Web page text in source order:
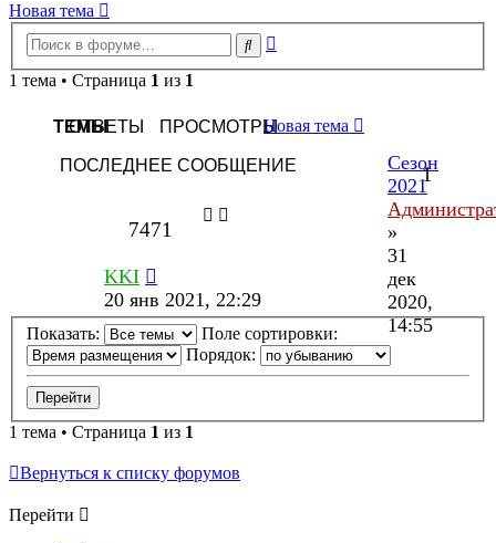
Новая тема
Поиск
1 тема • Страница 1 из 1
ТЕМЫ
ОТВЕТЫ ПРОСМОТРЫ
ПОСЛЕДНЕЕ СООБЩЕНИЕ
Сезон
2021
»
31
дек
2020,
14:55
1
7471
KKI
20 янв 2021, 22:29
Новая тема
Показать:
Поле сортировки:
Порядок:
1 тема • Страница 1 из 1
Вернуться к списку форумов
Перейти